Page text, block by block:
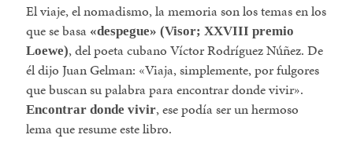
El viaje, el nomadismo, la memoria son los temas en los
que se basa «despegue» (Visor; XXVIII premio
Loewe), del poeta cubano Víctor Rodríguez Núñez. De
él dijo Juan Gelman: «Viaja, simplemente, por fulgores
que buscan su palabra para encontrar donde vivir».
Encontrar donde vivir, ese podía ser un hermoso
lema que resume este libro.